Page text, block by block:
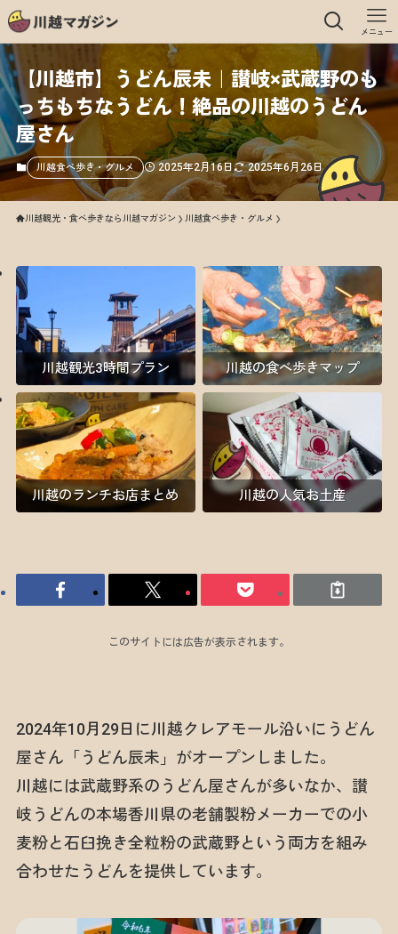
メニュー
【川越市】うどん辰未｜讃岐×武蔵野のも
っちもちなうどん！絶品の川越のうどん
屋さん
川越食べ歩き・グルメ 2025年2月16日 2025年6月26日
川越観光・食べ歩きなら川越マガジン 川越食べ歩き・グルメ
川越観光3時間プラン 川越の食べ歩きマップ
川越のランチお店まとめ 川越の人気お土産
このサイトには広告が表示されます。
2024年10月29日に川越クレアモール沿いにうどん
屋さん「うどん辰未」がオープンしました。
川越には武蔵野系のうどん屋さんが多いなか、讃
岐うどんの本場香川県の老舗製粉メーカーでの小
麦粉と石臼挽き全粒粉の武蔵野という両方を組み
合わせたうどんを提供しています。